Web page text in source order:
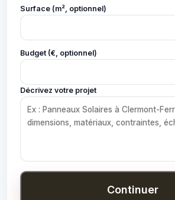
Surface (m², optionnel)
Budget (€, optionnel)
Décrivez votre projet
Continuer